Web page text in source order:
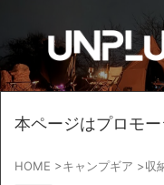
本ページはプロモ
HOME >キャンプギア >収